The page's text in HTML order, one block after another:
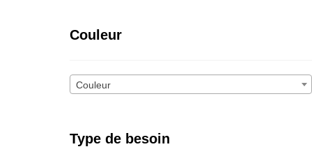
Couleur
Couleur
Type de besoin